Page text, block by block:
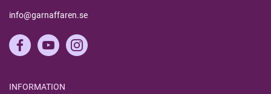
info@garnaffaren.se
INFORMATION